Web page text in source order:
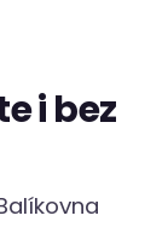
i bez